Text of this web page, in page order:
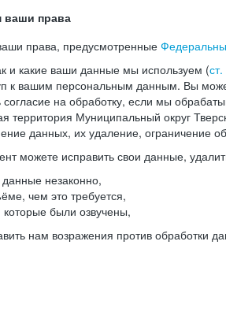
ваши права
права, предусмотренные
и какие ваши данные мы используем (
к вашим персональным данным. Вы
согласие на обработку, если мы
территория Муниципальный округ
данных, их удаление, ограничение
можете исправить свои данные,
незаконно,
чем это требуется,
которые были озвучены,
нам возражения против обработки